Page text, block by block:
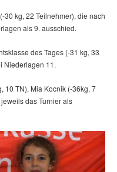
30 kg, 22 Teilnehmer), die nach
als 9. ausschied.
des Tages (-31 kg, 33
Niederlagen 11.
10 TN), Mia Kocnik (-36kg, 7
das Turnier als